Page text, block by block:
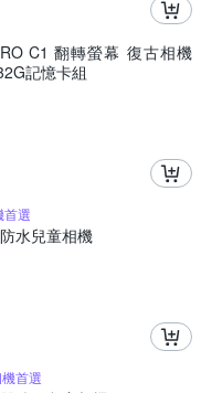
C1 翻轉螢幕 復古相機
記憶卡組
首選
水兒童相機
首選